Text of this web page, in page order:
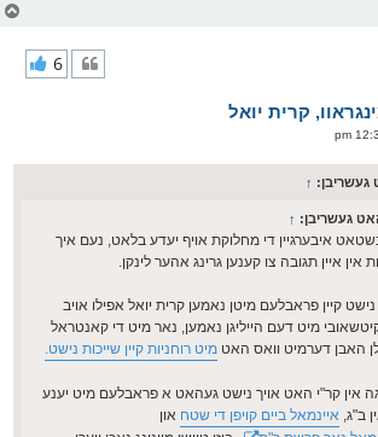
6
געשריבן: ↑
געשריבן: ↑
איבערגיין די מחלוקת אויף יעדע בלאט, נעם איך
אין איין תגובה צו קענען גרינג אהער לינקן.
קיין פראבלעם מיטן נאמען קרית יואל אפילו אויב
מיט דעם הייליגן נאמען, נאר מיט די קאנטראל
האבן דערמיט וואס האט מיט רוחניות קיין שייכות נישט.
אין קר"י האט אויך נישט געהאט א פראבלעם מיט יענע
ב"ג, איינמאל ביים קויפן די שטח און